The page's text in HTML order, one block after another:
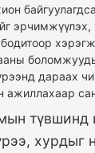
эрчимжүүлэх,
дараах
ажиллахаар
түвшинд
хурдыг